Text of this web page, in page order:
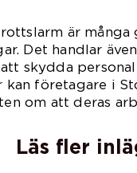
är många
Det handlar
skydda
kan företagare i
om att deras
Läs fler